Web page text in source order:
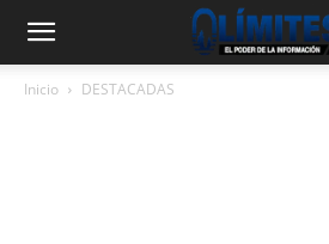
Inicio DESTACADAS